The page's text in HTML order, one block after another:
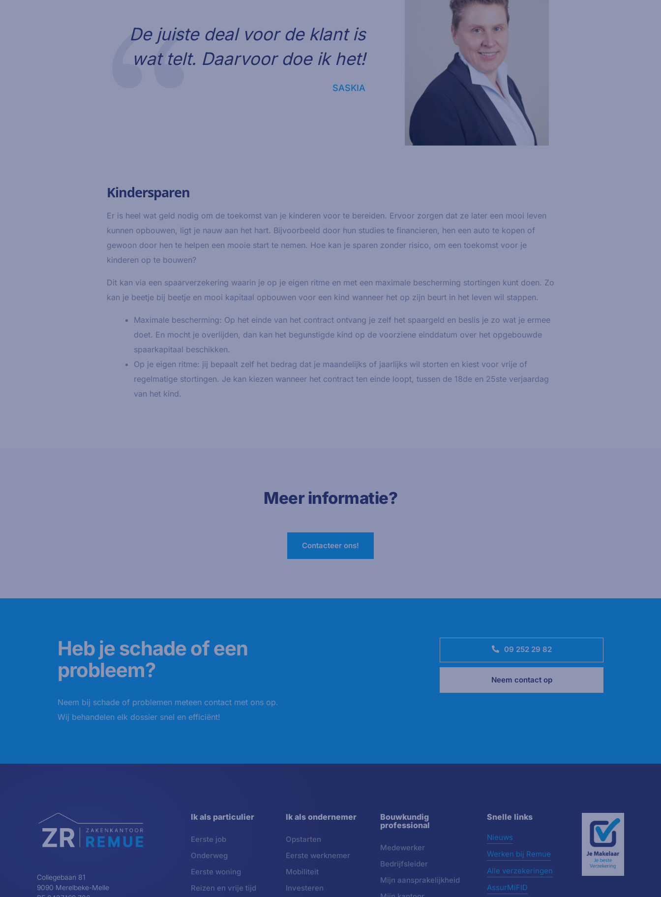
De juiste deal voor de klant is
wat telt. Daarvoor doe ik het!
SASKIA
Kindersparen
Er is heel wat geld nodig om de toekomst van je kinderen voor te bereiden. Ervoor zorgen dat ze later een mooi leven
kunnen opbouwen, ligt je nauw aan het hart. Bijvoorbeeld door hun studies te financieren, hen een auto te kopen of
gewoon door hen te helpen een mooie start te nemen. Hoe kan je sparen zonder risico, om een toekomst voor je
kinderen op te bouwen?
Dit kan via een spaarverzekering waarin je op je eigen ritme en met een maximale bescherming stortingen kunt doen. Zo
kan je beetje bij beetje en mooi kapitaal opbouwen voor een kind wanneer het op zijn beurt in het leven wil stappen.
Maximale bescherming: Op het einde van het contract ontvang je zelf het spaargeld en beslis je zo wat je ermee
doet. En mocht je overlijden, dan kan het begunstigde kind op de voorziene einddatum over het opgebouwde
spaarkapitaal beschikken.
Op je eigen ritme: jij bepaalt zelf het bedrag dat je maandelijks of jaarlijks wil storten en kiest voor vrije of
regelmatige stortingen. Je kan kiezen wanneer het contract ten einde loopt, tussen de 18de en 25ste verjaardag
van het kind.
Meer informatie?
Contacteer ons!
Heb je schade of een
probleem?
Neem bij schade of problemen meteen contact met ons op.
Wij behandelen elk dossier snel en efficiënt!
09 252 29 82
Neem contact op
Collegebaan 81
9090 Merelbeke-Melle
Ik als particulier
Eerste job
Onderweg
Eerste woning
Reizen en vrije tijd
Ik als ondernemer
Opstarten
Eerste werknemer
Mobiliteit
Investeren
Bouwkundig
professional
Medewerker
Bedrijfsleider
Mijn aansprakelijkheid
Snelle links
Nieuws
Werken bij Remue
Alle verzekeringen
AssurMiFID